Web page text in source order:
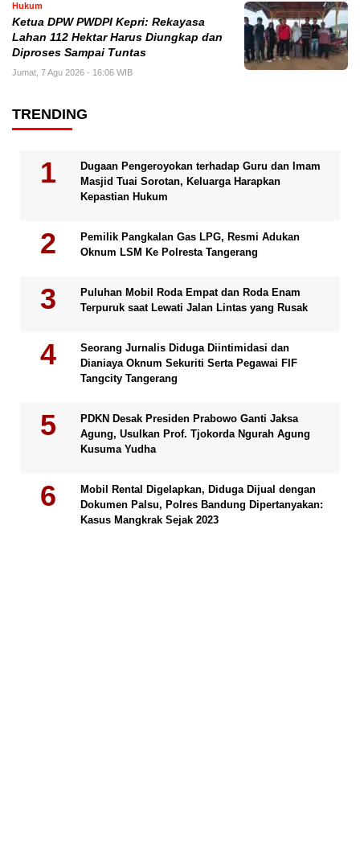
Hukum
Ketua DPW PWDPI Kepri: Rekayasa
Lahan 112 Hektar Harus Diungkap dan
Diproses Sampai Tuntas
Jumat, 7 Agu 2026 - 16:06 WIB
TRENDING
Dugaan Pengeroyokan terhadap Guru dan Imam
Masjid Tuai Sorotan, Keluarga Harapkan
Kepastian Hukum
Pemilik Pangkalan Gas LPG, Resmi Adukan
Oknum LSM Ke Polresta Tangerang
Puluhan Mobil Roda Empat dan Roda Enam
Terpuruk saat Lewati Jalan Lintas yang Rusak
Seorang Jurnalis Diduga Diintimidasi dan
Dianiaya Oknum Sekuriti Serta Pegawai FIF
Tangcity Tangerang
PDKN Desak Presiden Prabowo Ganti Jaksa
Agung, Usulkan Prof. Tjokorda Ngurah Agung
Kusuma Yudha
Mobil Rental Digelapkan, Diduga Dijual dengan
Dokumen Palsu, Polres Bandung Dipertanyakan:
Kasus Mangkrak Sejak 2023